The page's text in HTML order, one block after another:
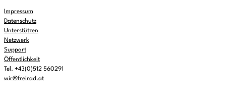
Impressum
Datenschutz
Unterstützen
Netzwerk
Support
Öffentlichkeit
Tel. +43(0)512 560291
wir@freirad.at